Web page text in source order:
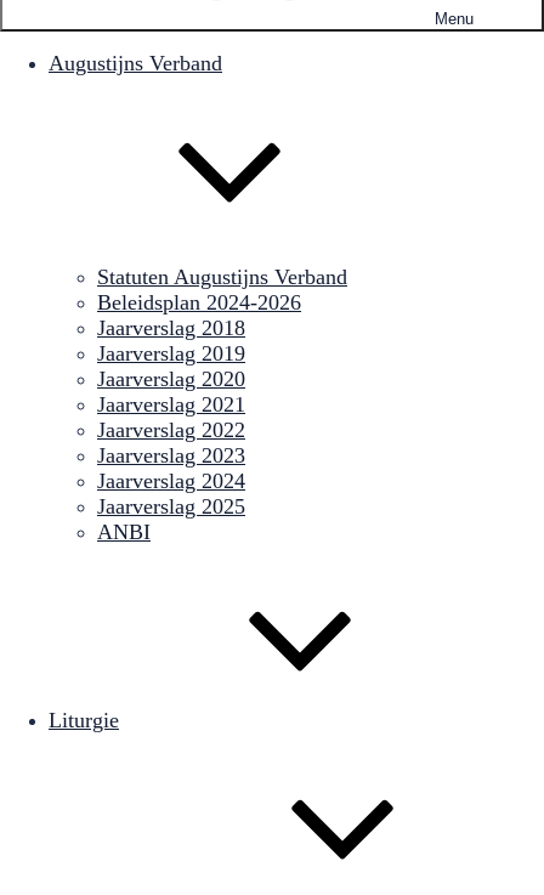
Menu
Augustijns Verband
Statuten Augustijns Verband
Beleidsplan 2024-2026
Jaarverslag 2018
Jaarverslag 2019
Jaarverslag 2020
Jaarverslag 2021
Jaarverslag 2022
Jaarverslag 2023
Jaarverslag 2024
Jaarverslag 2025
ANBI
Liturgie